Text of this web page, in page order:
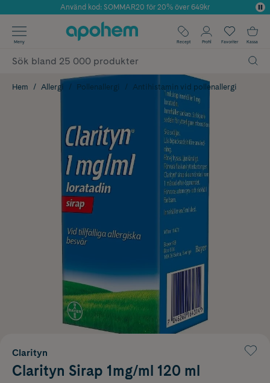
Årets Butik 2025 inom Skönhet
Använd kod: SOMMAR20 för 20% över 649kr
✓ Fri frakt
✓ Poäng på alla köp*
Meny Recept Profil Favoriter Kassa
Hem Allergi Pollenallergi Antihistamin vid pollenallergi
Clarityn
Clarityn Sirap 1mg/ml 120 ml